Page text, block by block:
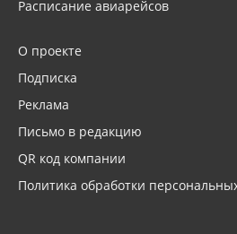
Расписание авиарейсов
О проекте
Подписка
Реклама
Письмо в редакцию
QR код компании
Политика обработки